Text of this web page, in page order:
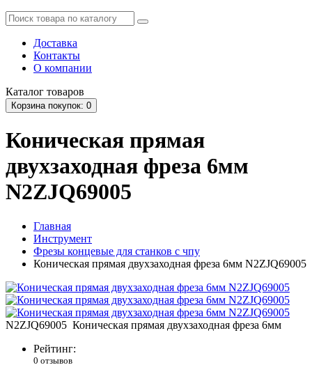
Доставка
Контакты
О компании
Каталог товаров
Корзинапокупок: 0
Коническая прямая
двухзаходная фреза 6мм
N2ZJQ69005
Главная
Инструмент
Фрезы концевые для станков с чпу
Коническая прямая двухзаходная фреза 6мм N2ZJQ69005
N2ZJQ69005 Коническая прямая двухзаходная фреза 6мм
Рейтинг:
0 отзывов